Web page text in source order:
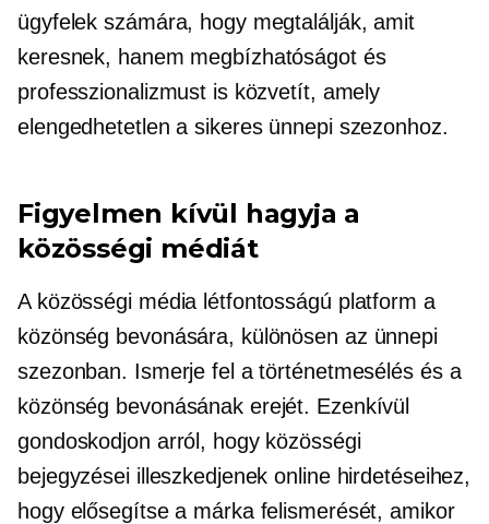
ügyfelek számára, hogy megtalálják, amit
keresnek, hanem megbízhatóságot és
professzionalizmust is közvetít, amely
elengedhetetlen a sikeres ünnepi szezonhoz.
Figyelmen kívül hagyja a
közösségi médiát
A közösségi média létfontosságú platform a
közönség bevonására, különösen az ünnepi
szezonban. Ismerje fel a történetmesélés és a
közönség bevonásának erejét. Ezenkívül
gondoskodjon arról, hogy közösségi
bejegyzései illeszkedjenek online hirdetéseihez,
hogy elősegítse a márka felismerését, amikor